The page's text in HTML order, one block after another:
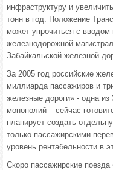
инфраструктуру и
тонн в год. Положение
может упрочиться с вводом
железнодорожной
Забайкальской железной
За 2005 год российские
миллиарда пассажиров и
железные дороги» - одна из
монополий – сейчас
планирует создать
только пассажирскими
уровень рентабельности в
Скоро пассажирские поезда